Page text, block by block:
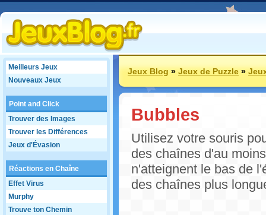
Meilleurs Jeux
Nouveaux Jeux
Point and Click
Trouver des Images
Trouver les Différences
Jeux d'Évasion
Réactions en Chaîne
Effet Virus
Murphy
Trouve ton Chemin
Jeux Blog»Jeux de Puzzle»
Bubbles
Utilisez votre souris
des chaînes d'au
n'atteignent le bas de
des chaînes plus